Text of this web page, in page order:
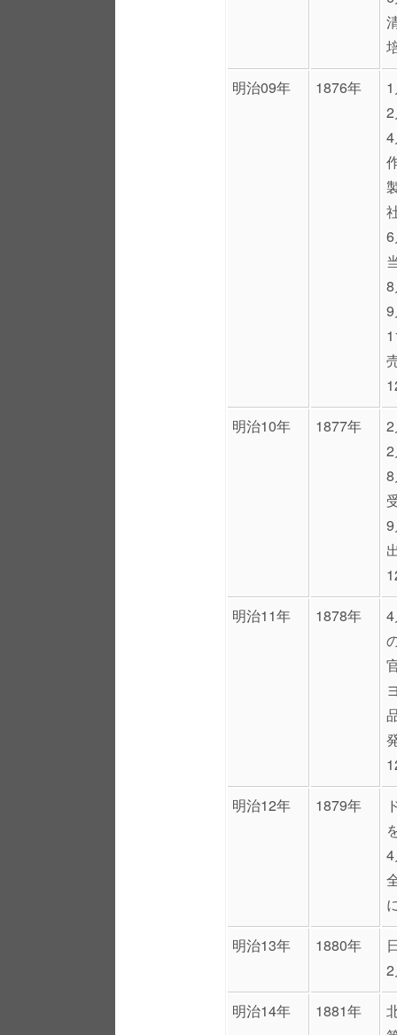
明治09年
1876年
明治10年
1877年
明治11年
1878年
明治12年
1879年
明治13年
1880年
明治14年
1881年